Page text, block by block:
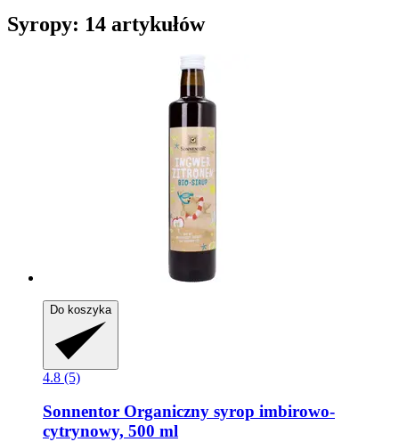
Syropy: 14 artykułów
Do koszyka
4.8 (5)
Sonnentor Organiczny syrop imbirowo-​
cytrynowy, 500 ml